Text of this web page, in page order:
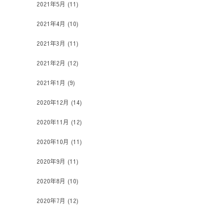
2021年5月 (11)
2021年4月 (10)
2021年3月 (11)
2021年2月 (12)
2021年1月 (9)
2020年12月 (14)
2020年11月 (12)
2020年10月 (11)
2020年9月 (11)
2020年8月 (10)
2020年7月 (12)